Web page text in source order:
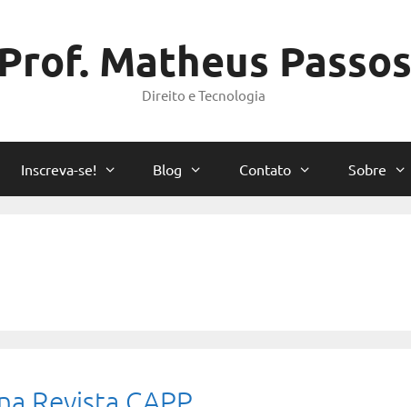
Prof. Matheus Passos
Direito e Tecnologia
Inscreva-se! Blog Contato Sobre